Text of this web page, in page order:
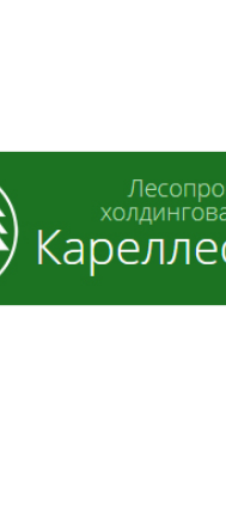
Смотреть проект